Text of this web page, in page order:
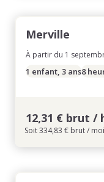
Merville
À partir du 1
1 enfant, 3 ans8
12,31 € brut /
Soit 334,83 € brut /